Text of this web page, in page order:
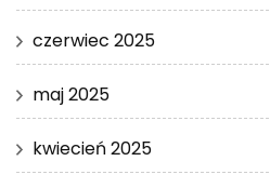
czerwiec 2025
maj 2025
kwiecień 2025